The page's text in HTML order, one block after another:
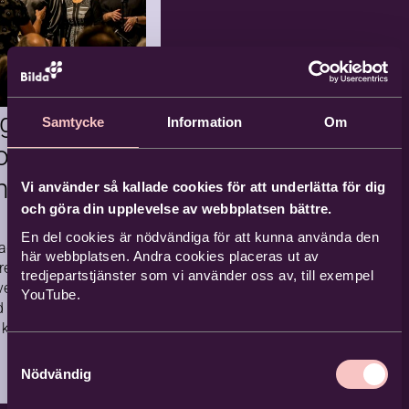
Samtycke Information Om
Vi använder så kallade cookies för att underlätta för dig
och göra din upplevelse av webbplatsen bättre.
En del cookies är nödvändiga för att kunna använda den
här webbplatsen. Andra cookies placeras ut av
tredjepartstjänster som vi använder oss av, till exempel
YouTube.
Nödvändig
härlig lördag
Elisabeth
och Alf
musiken i sig
mycket gott"
Elisabeth.
Tingvallakyrkan,
Karlstad
2026-
10-10
ande
1 tillfällen
en
med sina
har samarbete
lagt grunden
föreningar